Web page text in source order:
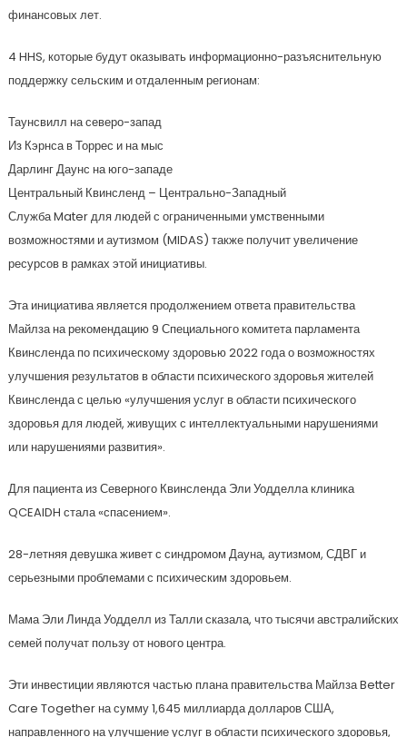
финансовых лет.
4 HHS, которые будут оказывать информационно-разъяснительную
поддержку сельским и отдаленным регионам:
Таунсвилл на северо-запад
Из Кэрнса в Торрес и на мыс
Дарлинг Даунс на юго-западе
Центральный Квинсленд – Центрально-Западный
Служба Mater для людей с ограниченными умственными
возможностями и аутизмом (MIDAS) также получит увеличение
ресурсов в рамках этой инициативы.
Эта инициатива является продолжением ответа правительства
Майлза на рекомендацию 9 Специального комитета парламента
Квинсленда по психическому здоровью 2022 года о возможностях
улучшения результатов в области психического здоровья жителей
Квинсленда с целью «улучшения услуг в области психического
здоровья для людей, живущих с интеллектуальными нарушениями
или нарушениями развития».
Для пациента из Северного Квинсленда Эли Уодделла клиника
QCEAIDH стала «спасением».
28-летняя девушка живет с синдромом Дауна, аутизмом, СДВГ и
серьезными проблемами с психическим здоровьем.
Мама Эли Линда Уодделл из Талли сказала, что тысячи австралийских
семей получат пользу от нового центра.
Эти инвестиции являются частью плана правительства Майлза Better
Care Together на сумму 1,645 миллиарда долларов США,
направленного на улучшение услуг в области психического здоровья,